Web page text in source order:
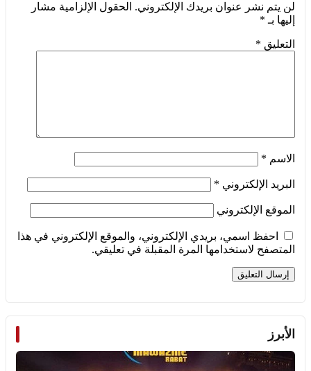
لن يتم نشر عنوان بريدك الإلكتروني. الحقول الإلزامية مشار
إليها بـ *
التعليق *
الاسم *
البريد الإلكتروني *
الموقع الإلكتروني
احفظ اسمي، بريدي الإلكتروني، والموقع الإلكتروني في هذا
المتصفح لاستخدامها المرة المقبلة في تعليقي.
الأبرز